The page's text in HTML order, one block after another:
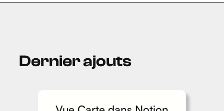
Dernier ajouts